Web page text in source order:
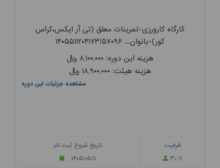
کارگاه کارورزی-تمرینات معلق (تی آر ایکس،کراس
کور)-بانوان... ۱۴۰۵۵۱۱۲۰۴۱۷۳/۵۷۰۹۶
هزینه این دوره: ۸,۱۰۰,۰۰۰
ریال
هزینه هیئت: ۱۸,۹۰۰,۰۰۰
ریال
مشاهده جزئیات این دوره
تاریخ شروع ثبت نام
۱۴۰۵/۰۵/۱۱
ظرفیت
۳۰ /۱